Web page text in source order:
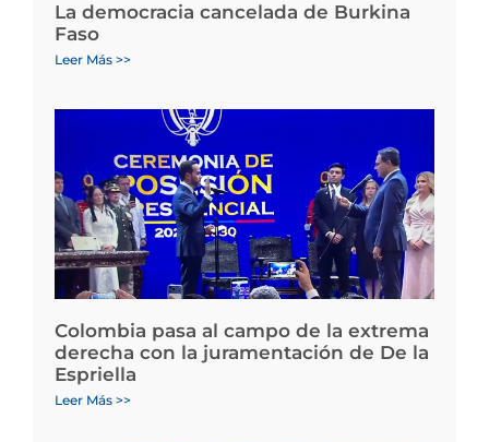
La democracia cancelada de Burkina
Faso
Leer Más >>
Colombia pasa al campo de la extrema
derecha con la juramentación de De la
Espriella
Leer Más >>